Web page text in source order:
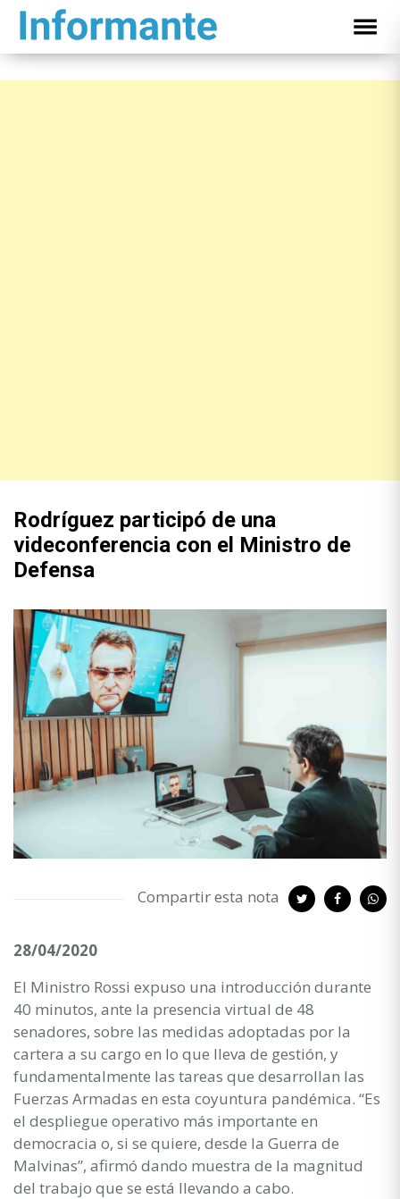
Rodríguez participó de una
videconferencia con el Ministro de
Defensa
Compartir esta nota
28/04/2020
El Ministro Rossi expuso una introducción durante
40 minutos, ante la presencia virtual de 48
senadores, sobre las medidas adoptadas por la
cartera a su cargo en lo que lleva de gestión, y
fundamentalmente las tareas que desarrollan las
Fuerzas Armadas en esta coyuntura pandémica. “Es
el despliegue operativo más importante en
democracia o, si se quiere, desde la Guerra de
Malvinas”, afirmó dando muestra de la magnitud
del trabajo que se está llevando a cabo.